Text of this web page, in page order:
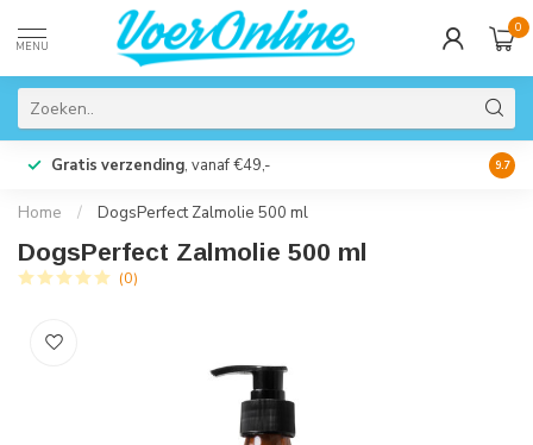
MENU
0
Gratis verzending, vanaf €49,- 9.7
Home / DogsPerfect Zalmolie 500 ml
DogsPerfect Zalmolie 500 ml
(0)